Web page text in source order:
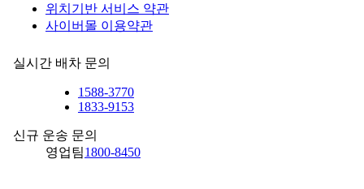
위치기반 서비스 약관
사이버몰 이용약관
실시간 배차 문의
1588-3770
1833-9153
신규 운송 문의
영업팀1800-8450